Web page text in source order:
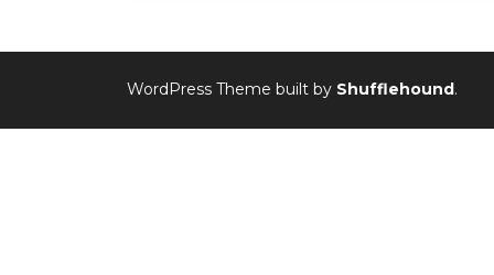
WordPress Theme built by Shufflehound.